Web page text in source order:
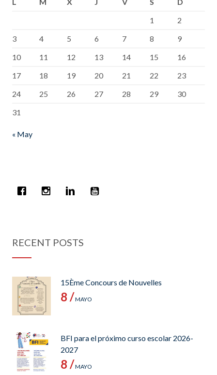
1
2
3
4 5 6 7 8
9
10
11 12 13 14 15
16
17
18 19 20 21 22
23
24
25 26 27 28 29
30
31
« May
RECENT POSTS
15Ème Concours de Nouvelles
8 /MAYO
BFI para el próximo curso escolar 2026-
2027
8 /MAYO